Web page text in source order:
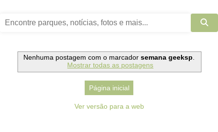
Nenhuma postagem com o marcador semana geeksp.
Mostrar todas as postagens
Página inicial
Ver versão para a web